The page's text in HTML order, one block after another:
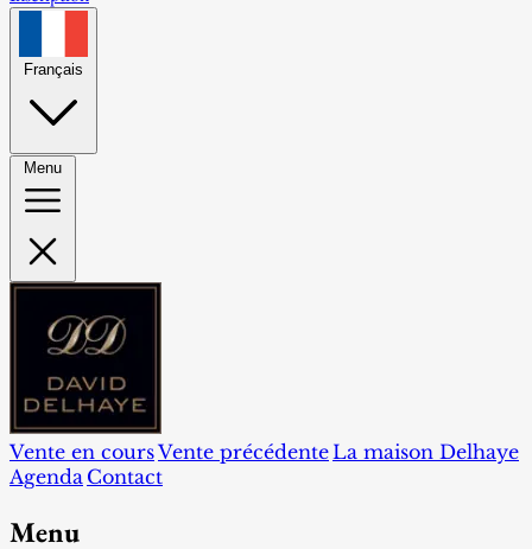
Français
Menu
Vente en coursVente précédente La maison Delhaye
Agenda Contact
Menu